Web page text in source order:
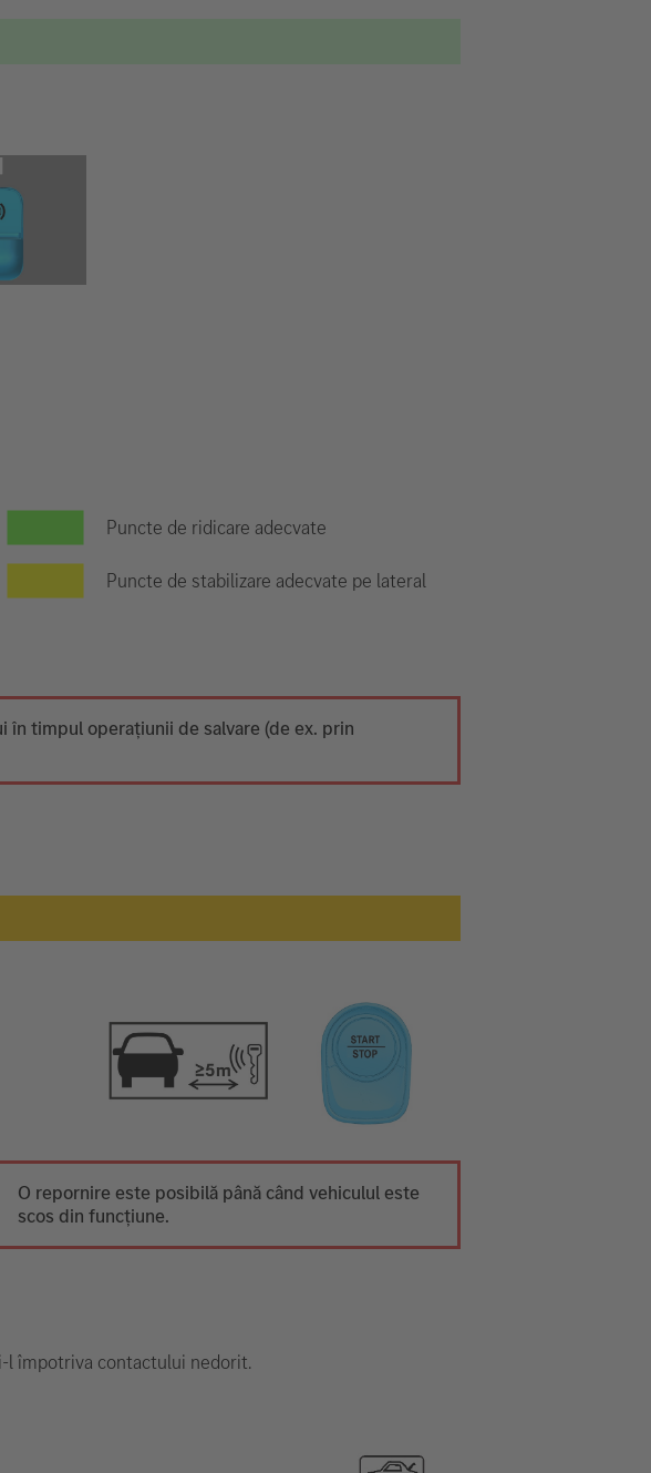
Puncte de ridicare adecvate
Puncte de stabilizare adecvate pe lateral
în timpul operațiunii de salvare (de ex. prin
O repornire este posibilă până când vehiculul este
scos din funcțiune.
l împotriva contactului nedorit.